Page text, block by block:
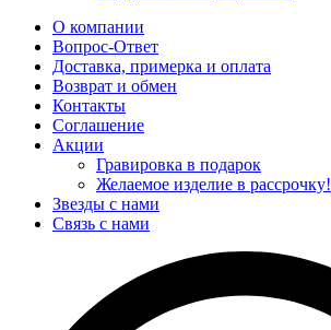
О компании
Вопрос-Ответ
Доставка, примерка и оплата
Возврат и обмен
Контакты
Соглашение
Акции
Гравировка в подарок
Желаемое изделие в рассрочку!
Звезды с нами
Связь с нами